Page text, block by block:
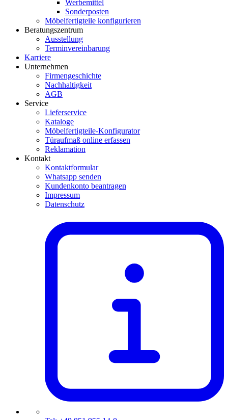
Werbemittel
Sonderposten
Möbelfertigteile konfigurieren
Beratungszentrum
Ausstellung
Terminvereinbarung
Karriere
Unternehmen
Firmengeschichte
Nachhaltigkeit
AGB
Service
Lieferservice
Kataloge
Möbelfertigteile-Konfigurator
Türaufmaß online erfassen
Reklamation
Kontakt
Kontaktformular
Whatsapp senden
Kundenkonto beantragen
Impressum
Datenschutz